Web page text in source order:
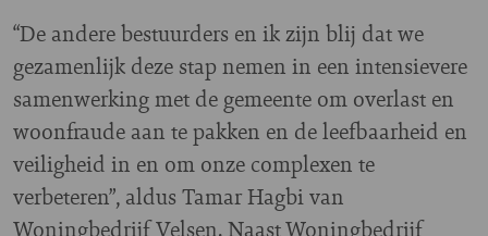
“De andere bestuurders en ik zijn blij dat we
gezamenlijk deze stap nemen in een intensievere
samenwerking met de gemeente om overlast en
woonfraude aan te pakken en de leefbaarheid en
veiligheid in en om onze complexen te
verbeteren”, aldus Tamar Hagbi van
Woningbedrijf Velsen. Naast Woningbedrijf